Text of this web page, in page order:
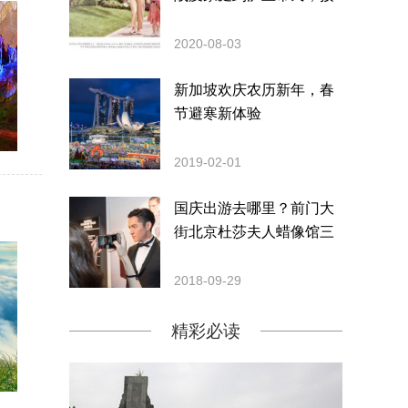
2020-08-03
新加坡欢庆农历新年，春
节避寒新体验
2019-02-01
国庆出游去哪里？前门大
街北京杜莎夫人蜡像馆三
2018-09-29
精彩必读